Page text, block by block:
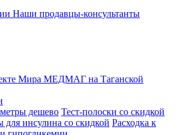
Наши продавцы-консультанты
Мира МЕДМАГ на Таганской
дешево Тест-полоски со скидкой
инсулина со скидкой Расходка к